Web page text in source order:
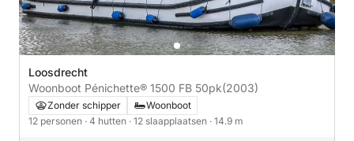
Loosdrecht
Woonboot Pénichette® 1500 FB 50pk(2003)
Zonder schipper
Woonboot
12 personen · 4 hutten · 12 slaapplaatsen · 14.9 m